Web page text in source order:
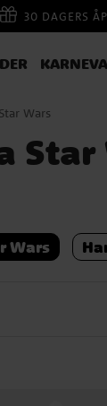
30 DAGERS
Star Wars
Star
Wars